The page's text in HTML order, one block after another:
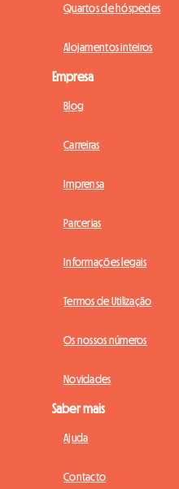
Quartos de hóspedes
Alojamentos inteiros
Empresa
Blog
Carreiras
Imprensa
Parcerias
Informações legais
Termos de Utilização
Os nossos números
Novidades
Saber mais
Ajuda
Contacto